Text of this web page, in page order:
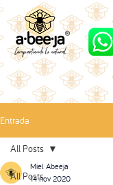
Entrada
All Posts
All Posts
Miel Abeeja
14 nov 2020